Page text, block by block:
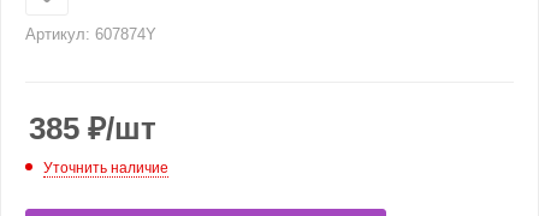
Артикул: 607874Y
385 ₽/шт
Уточнить наличие